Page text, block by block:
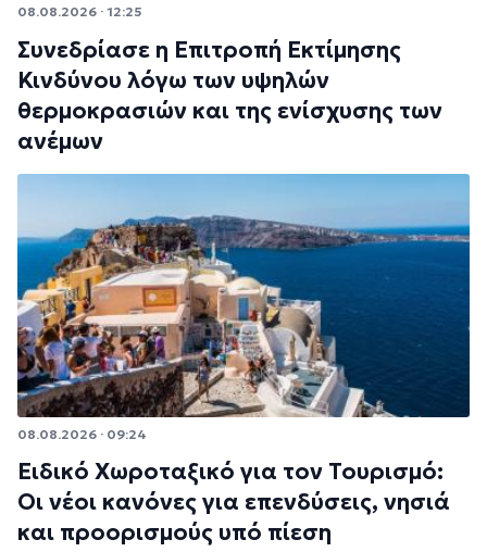
08.08.2026 · 12:25
Συνεδρίασε η Επιτροπή Εκτίμησης
Κινδύνου λόγω των υψηλών
θερμοκρασιών και της ενίσχυσης των
ανέμων
08.08.2026 · 09:24
Ειδικό Χωροταξικό για τον Τουρισμό:
Οι νέοι κανόνες για επενδύσεις, νησιά
και προορισμούς υπό πίεση